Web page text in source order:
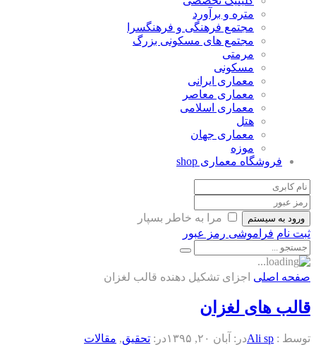
متره و برآورد
مجتمع فرهنگی و فرهنگسرا
مجتمع های مسکونی بزرگ
مرمتی
مسکونی
معماری ایرانی
معماری معاصر
معماری اسلامی
هتل
معماری جهان
موزه
فروشگاه معماری shop
ورود به سیستم
مرا به خاطر بسپار
ثبت نام فراموشی رمز عبور
صفحه اصلی اجزای تشکیل دهنده قالب لغزان
قالب های لغزان
توسط : Ali spدر: آبان ۲۰, ۱۳۹۵ در: تحقیق, مقالات